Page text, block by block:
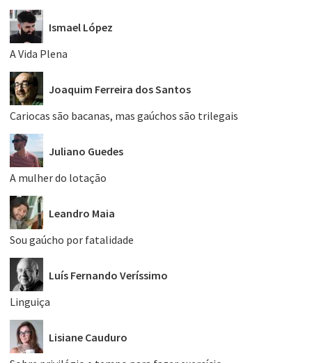
Ismael López
A Vida Plena
Joaquim Ferreira dos Santos
Cariocas são bacanas, mas gaúchos são trilegais
Juliano Guedes
A mulher do lotação
Leandro Maia
Sou gaúcho por fatalidade
Luís Fernando Veríssimo
Linguiça
Lisiane Cauduro